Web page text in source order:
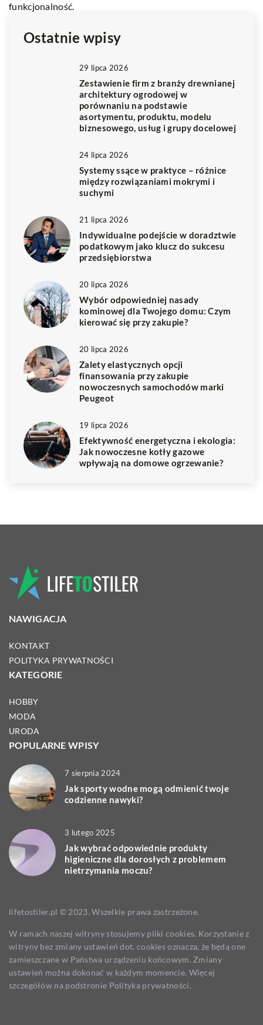
funkcjonalność.
Ostatnie wpisy
29 lipca 2026
Zestawienie firm z branży drewnianej
architektury ogrodowej w
porównaniu na podstawie
asortymentu, produktu, modelu
biznesowego, usług i grupy docelowej
24 lipca 2026
Systemy ssące w praktyce – różnice
między rozwiązaniami mokrymi i
suchymi
21 lipca 2026
Indywidualne podejście w doradztwie
podatkowym jako klucz do sukcesu
przedsiębiorstwa
20 lipca 2026
Wybór odpowiedniej nasady
kominowej dla Twojego domu: Czym
kierować się przy zakupie?
20 lipca 2026
Zalety elastycznych opcji
finansowania przy zakupie
nowoczesnych samochodów marki
Peugeot
19 lipca 2026
Efektywność energetyczna i ekologia:
Jak nowoczesne kotły gazowe
wpływają na domowe ogrzewanie?
NAWIGACJA
KONTAKT
POLITYKA PRYWATNOŚCI
KATEGORIE
HOBBY
MODA
URODA
POPULARNE WPISY
7 sierpnia 2024
Jak sporty wodne mogą odmienić twoje
codzienne nawyki?
3 lutego 2025
Jak wybrać odpowiednie produkty
higieniczne dla dorosłych z problemem
nietrzymania moczu?
lifetostiler.pl © 2023. Wszelkie prawa zastrzeżone.
W ramach naszej witryny stosujemy pliki cookies. Korzystanie z
witryny bez zmiany ustawień dot. cookies oznacza, że będą one
zamieszczane w Państwa urządzeniu końcowym. Zmiany
ustawień można dokonać w każdym momencie. Więcej
szczegółów na podstronie Polityka prywatności.